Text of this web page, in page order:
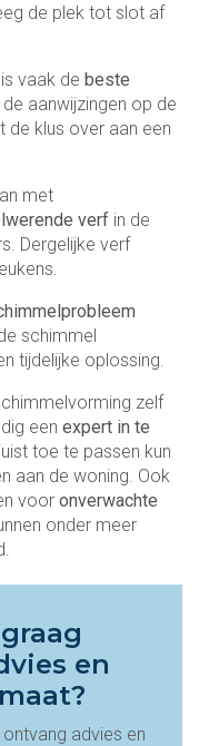
de plek tot slot af
vaak de beste
aanwijzingen op de
de klus over aan een
met
verf in de
Dergelijke verf
schimmel
tijdelijke oplossing.
zelf
een expert in te
toe te passen kun
aan de woning. Ook
voor onverwachte
onder meer
en
advies en